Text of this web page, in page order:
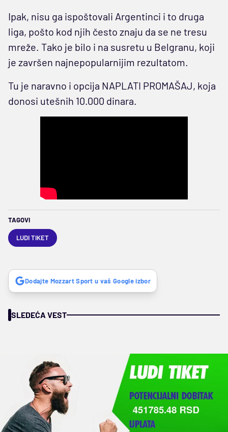
Ipak, nisu ga ispoštovali Argentinci i to druga
liga, pošto kod njih često znaju da se ne tresu
mreže. Tako je bilo i na susretu u Belgranu, koji
je završen najnepopularnijim rezultatom.
Tu je naravno i opcija NAPLATI PROMAŠAJ, koja
donosi utešnih 10.000 dinara.
TAGOVI
LUDI TIKET
Dodajte Mozzart Sport u vaš Google izbor
SLEDEĆA VEST